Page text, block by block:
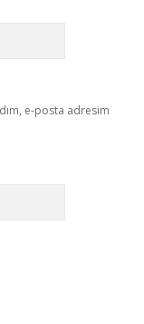
e-posta adresim